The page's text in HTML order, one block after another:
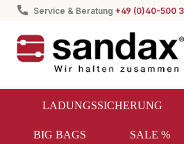
Zur Hauptnavigation
Service & Beratung +49 (0)40-500
LADUNGSSICHERUNG
BIG BAGS SALE %
Ladungssicherung Zurrgurte